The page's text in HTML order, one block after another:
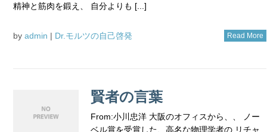
精神と筋肉を鍛え、 自分よりも [...]
by admin | Dr.モルツの自己啓発 Read More
賢者の言葉
From:小川忠洋 大阪のオフィスから、、 ノー
ベル賞を受賞した、高名な物理学者の リチャ